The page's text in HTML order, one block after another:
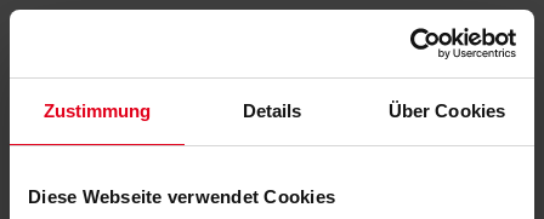
Zustimmung Details Über Cookies
Diese Webseite verwendet Cookies